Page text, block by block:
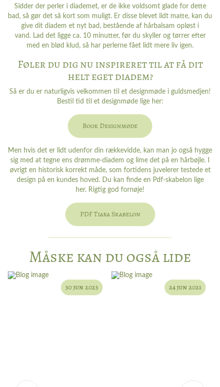
Sidder der perler i diademet, er de ikke voldsomt glade for dette
bad, så gør det så kort som muligt. Er disse blevet lidt matte, kan du
give dit diadem et nyt bad, bestående af hårbalsam opløst i
vand. Lad det ligge ca. 10 minutter, før du skyller og tørrer efter
med en blød klud, så har perlerne fået lidt mere liv igen.
Føler du dig nu inspireret til at få dit
helt eget diadem?
Så er du er naturligvis velkommen til et designmøde i guldsmedjen!
Bestil tid til et designmøde lige her:
Book Designmøde
Men hvis det er lidt udenfor din rækkevidde, kan man jo også hygge
sig med at tegne ens drømme-diadem og lime det på en hårbøjle. I
øvrigt en historisk korrekt måde, som fortidens juvelerer testede et
design på en kundes hoved. Du kan finde en Pdf-skabelon lige
her. Rigtig god fornøje!
PDF Tiara Skabelon
Måske kan du også lide
30 jun 2023 24 jun 2021